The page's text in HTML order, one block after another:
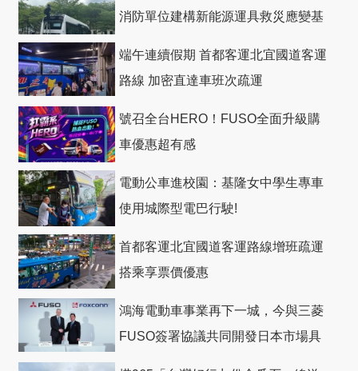
消防單位建構新能源運具救災應變基
端午連續假期 首都客運北宜國道客運
路線 加密直達車班次疏運
號召全台HERO！FUSO全面升級購
車優惠超有感
電動公車進校園：基隆女中學生專車
使用城際型電巴行駛!
首都客運北宜國道客運路線增班疏運
搭乘享票價優惠
鴻海電動車事業再下一城，今與三菱
FUSO簽署協議共同開發日本市場具